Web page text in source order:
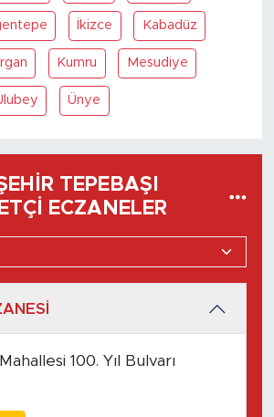
İkizce Kabadüz
Kumru Mesudiye
Ünye
TEPEBAŞI
ECZANELER
100. Yıl Bulvarı